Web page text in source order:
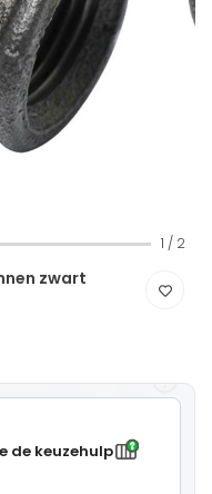
1 / 2
zwart
de keuzehulp